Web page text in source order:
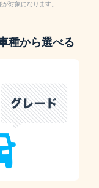
対象になります。
種から選べる